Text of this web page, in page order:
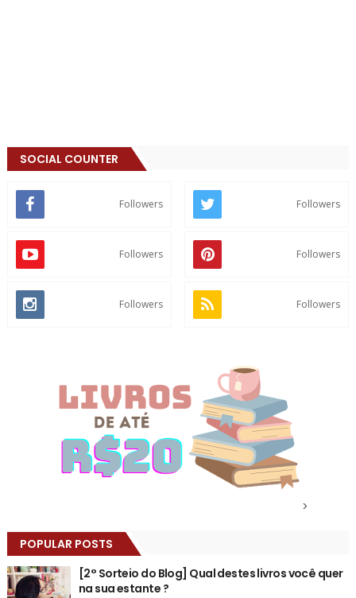
SOCIAL COUNTER
Followers Followers
Followers Followers
Followers Followers
>
POPULAR POSTS
[2° Sorteio do Blog] Qual destes livros você quer
na sua estante ?